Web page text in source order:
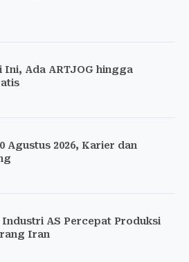
Ada ARTJOG hingga
Agustus 2026, Karier dan
Industri AS Percepat Produksi
Iran